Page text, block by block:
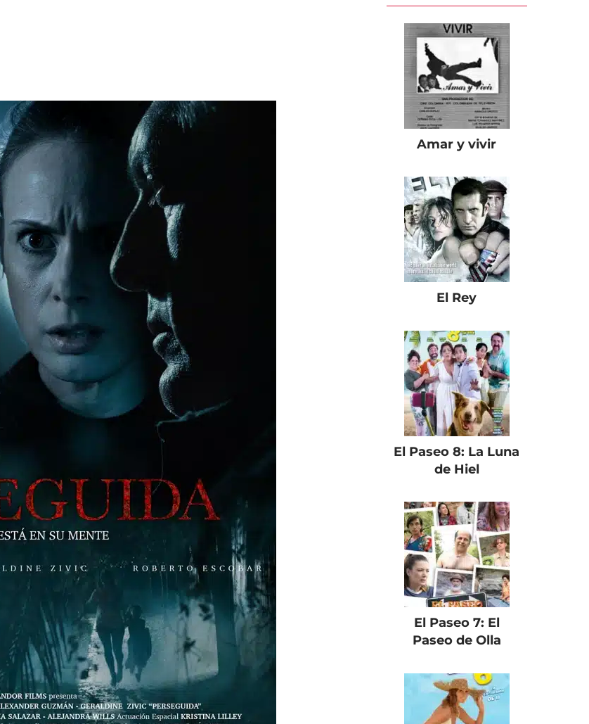
Amar y vivir
El Rey
El Paseo 8: La Luna
de Hiel
El Paseo 7: El
Paseo de Olla